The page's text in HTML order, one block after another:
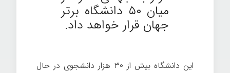
میان ۵۰ دانشگاه برتر
جهان قرار خواهد داد.
این دانشگاه بیش از ۳۰ هزار دانشجوی در حال